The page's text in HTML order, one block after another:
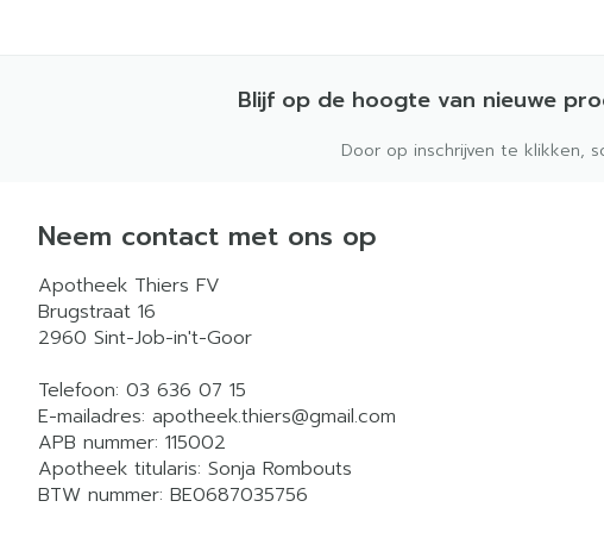
Blijf op de hoogte van nieuwe
Door op inschrijven te klikken,
Neem contact met ons op
Apotheek Thiers FV
Brugstraat 16
2960 Sint-Job-in't-Goor
Telefoon: 03 636 07 15
E-mailadres: apotheek.thiers@gmail.com
APB nummer: 115002
Apotheek titularis: Sonja Rombouts
BTW nummer: BE0687035756